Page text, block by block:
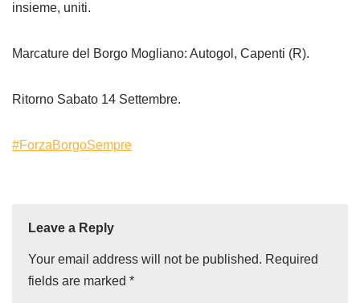
insieme, uniti.
Marcature del Borgo Mogliano: Autogol, Capenti (R).
Ritorno Sabato 14 Settembre.
#ForzaBorgoSempre
Leave a Reply
Your email address will not be published. Required
fields are marked *